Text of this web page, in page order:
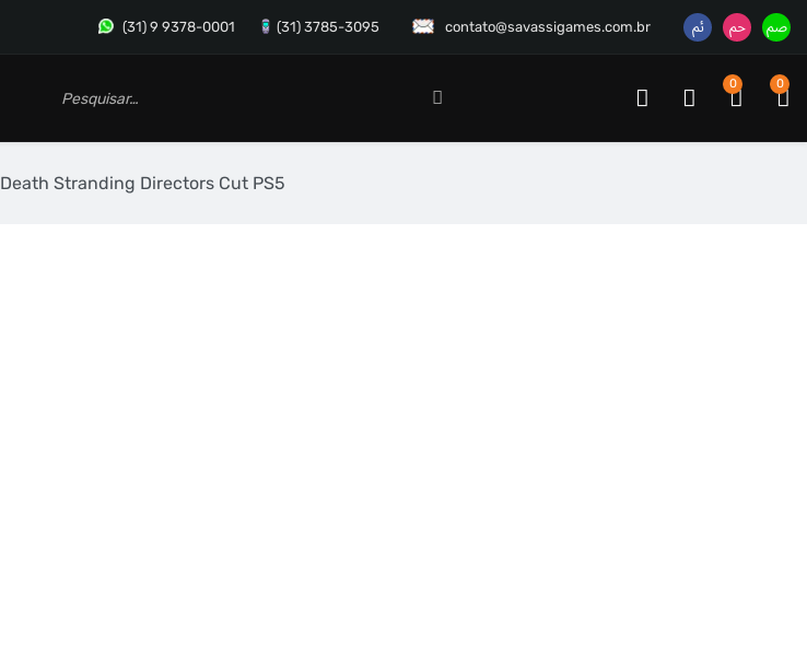
contato@savassigames.com.br
(31) 9 9378-0001 (31) 3785-3095
0
0
Death Stranding Directors Cut PS5